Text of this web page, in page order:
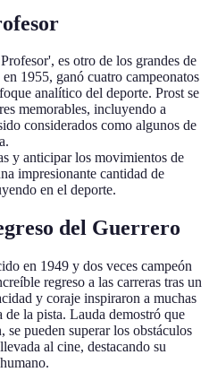
es otro de los grandes de
1955, ganó cuatro campeonatos
analítico del deporte. Prost se
memorables, incluyendo a
considerados como algunos de
y anticipar los movimientos de
impresionante cantidad de
en el deporte.
del Guerrero
en 1949 y dos veces campeón
regreso a las carreras tras un
y coraje inspiraron a muchas
de la pista. Lauda demostró que
pueden superar los obstáculos
al cine, destacando su